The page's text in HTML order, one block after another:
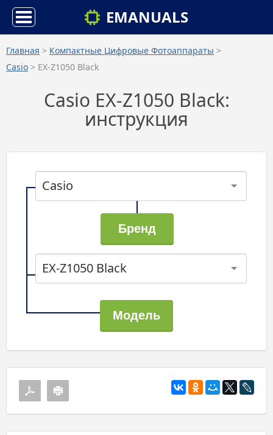
EMANUALS
Главная > Компактные Цифровые Фотоаппараты >
Casio > EX-Z1050 Black
Casio EX-Z1050 Black:
инструкция
Casio
EX-Z1050 Black